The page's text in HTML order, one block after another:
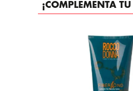
¡COMPLEMENTA